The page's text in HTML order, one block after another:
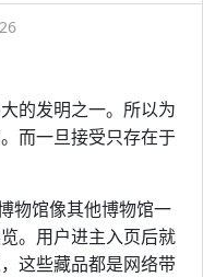
的发明之一。所以为
而一旦接受只存在于
物馆像其他博物馆一
。用户进主入页后就
这些藏品都是网络带